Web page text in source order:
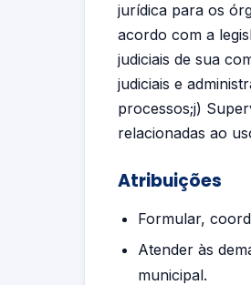
jurídica para os
acordo com a
judiciais de sua
judiciais e
processos;j)
relacionadas ao
Atribuições
Formular,
Atender às
municipal.